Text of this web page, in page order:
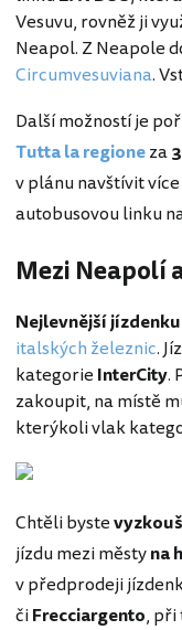
Vesuvu, rovněž ji
Neapol. Z Neapole
Circumvesuviana.
Další možností je
Tutta la regioneza
v plánu navštívit
autobusovou linku
Mezi Neapolí
Nejlevnější jízdenku
italských železnic.
kategorie InterCity.
zakoupit, na místě
kterýkoli vlak
Chtěli byste
jízdu mezi městyna
v předprodeji
čiFrecciargento, při